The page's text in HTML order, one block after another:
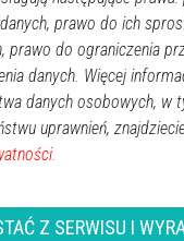
2026
30 31 1
prawo do ich
prawo do ograniczenia
danych. Więcej
danych osobowych, w
uprawnień,
Z SERWISU I